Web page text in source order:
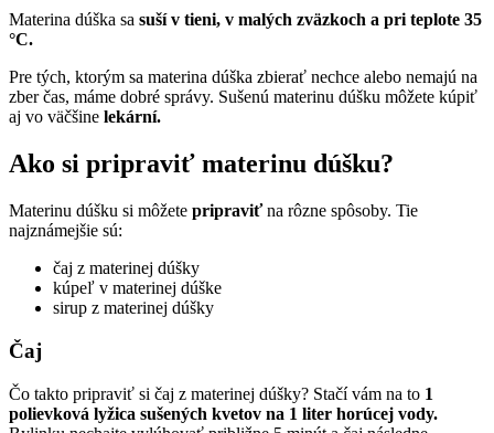
Materina dúška sa suší v tieni, v malých zväzkoch a pri teplote 35
°C.
Pre tých, ktorým sa materina dúška zbierať nechce alebo nemajú na
zber čas, máme dobré správy. Sušenú materinu dúšku môžete kúpiť
aj vo väčšine lekární.
Ako si pripraviť materinu dúšku?
Materinu dúšku si môžete pripraviťna rôzne spôsoby. Tie
najznámejšie sú:
čaj z materinej dúšky
kúpeľ v materinej dúške
sirup z materinej dúšky
Čaj
Čo takto pripraviť si čaj z materinej dúšky? Stačí vám na to 1
polievková lyžica sušených kvetov na 1 liter horúcej vody.